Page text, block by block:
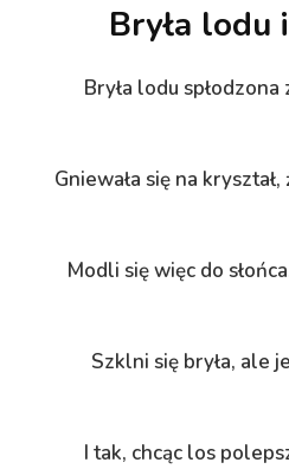
Bryła lodu
Bryła lodu spłodzona
Gniewała się na
Modli się więc do
Szklni się bryła, ale
I tak, chcąc los